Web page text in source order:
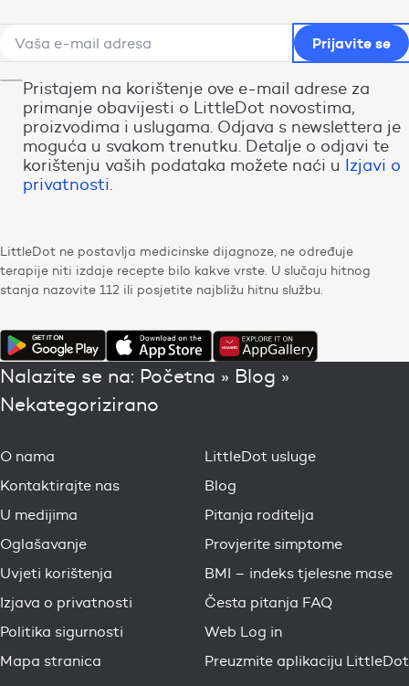
Pristajem na korištenje ove e-mail adrese za
primanje obavijesti o LittleDot novostima,
proizvodima i uslugama. Odjava s newslettera je
moguća u svakom trenutku. Detalje o odjavi te
korištenju vaših podataka možete naći u Izjavi o
privatnosti.
LittleDot ne postavlja medicinske dijagnoze, ne određuje
terapije niti izdaje recepte bilo kakve vrste. U slučaju hitnog
stanja nazovite 112 ili posjetite najbližu hitnu službu.
Nalazite se na: Početna » Blog »
Nekategorizirano
O nama
Kontaktirajte nas
U medijima
Oglašavanje
Uvjeti korištenja
Izjava o privatnosti
Politika sigurnosti
Mapa stranica
LittleDot usluge
Blog
Pitanja roditelja
Provjerite simptome
BMI – indeks tjelesne mase
Česta pitanja FAQ
Web Log in
Preuzmite aplikaciju LittleDot